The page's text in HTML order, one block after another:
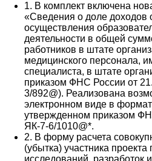
1. В комплект включена
«Сведения о доле доходов
осуществления
деятельности в общей
работников в штате
медицинского персонала,
специалиста, в штате
приказом ФНС России от
3/892@). Реализована
электронном виде в
утвержденном приказом
ЯК-7-6/1010@*.
2. В форму расчета
(убытка) участника